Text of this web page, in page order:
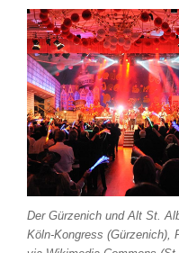
Der Gürzenich und Alt St.
Köln-Kongress (Gürzenich),